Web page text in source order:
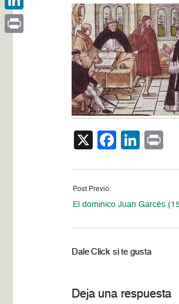
X
Post Previo:
El dominico Juan Garcés
Dale Click si te gusta
Deja una respuesta
LinkedIn